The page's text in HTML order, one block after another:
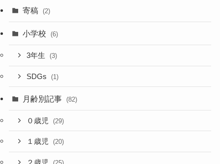
寄稿 (2)
小学校 (6)
3年生 (3)
SDGs (1)
月齢別記事 (82)
０歳児 (29)
１歳児 (20)